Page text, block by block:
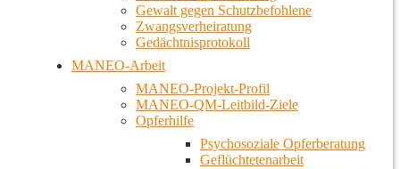
Gewalt gegen Schutzbefohlene
Zwangsverheiratung
Gedächtnisprotokoll
MANEO-Arbeit
MANEO-Projekt-Profil
MANEO-QM-Leitbild-Ziele
Opferhilfe
Psychosoziale Opferberatung
Geflüchtetenarbeit